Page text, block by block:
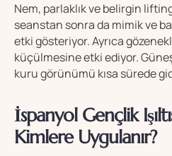
Nem, parlaklık ve belirgin
seanstan sonra da mimik ve
etki gösteriyor. Ayrıca
küçülmesine etki ediyor.
kuru görünümü kısa sürede
İspanyol Gençlik
Kimlere Uygulanır?